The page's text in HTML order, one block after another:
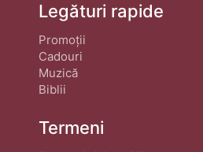
Legături rapide
Promoții
Cadouri
Muzică
Biblii
Termeni